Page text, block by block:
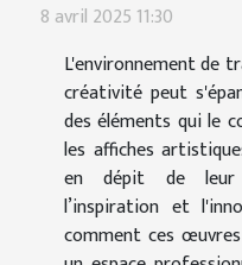
8 avril 2025 11:30
L'environnement de
créativité peut
des éléments qui le
les affiches
en dépit de leur
l’inspiration et
comment ces